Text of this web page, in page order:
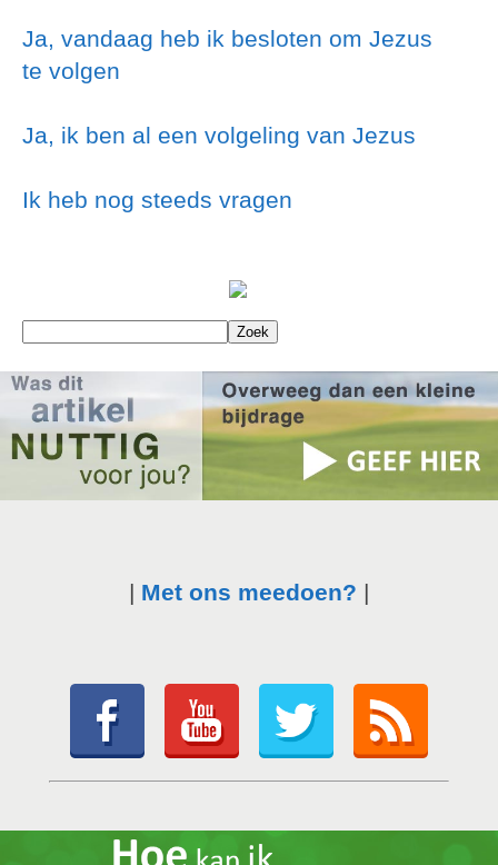
Ja, vandaag heb ik besloten om Jezus
te volgen
Ja, ik ben al een volgeling van Jezus
Ik heb nog steeds vragen
| Met ons meedoen? |